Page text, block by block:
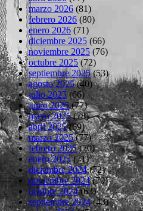
marzo 2026 (81)
febrero 2026 (80)
enero 2026 (71)
diciembre 2025 (66)
noviembre 2025 (76)
octubre 2025(72)
septiembre 2025(53)
agosto 2025(40)
julio 2025(66)
junio 2025(77)
mayo 2025(78)
abril 2025(69)
marzo 2025(77)
febrero 2025(70)
enero 2025(71)
diciembre 2024(72)
noviembre 2024(70)
octubre 2024(63)
septiembre 2024(43)